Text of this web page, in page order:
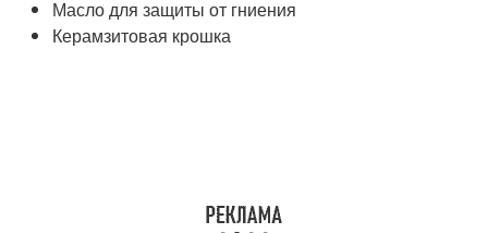
Масло для защиты от гниения
Керамзитовая крошка